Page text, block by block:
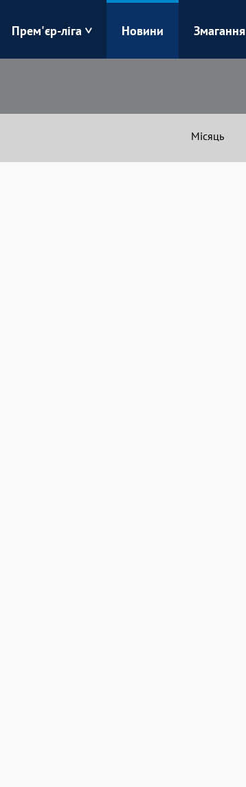
Карпати Колос
Прем'єр-ліга Новини Змагання
Місяць